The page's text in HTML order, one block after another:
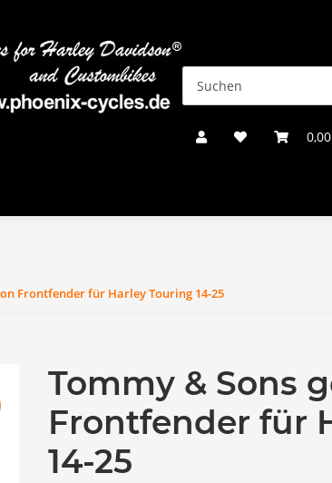
Frontfender für Harley Touring 14-25
Tommy & Sons
Frontfender für
14-25